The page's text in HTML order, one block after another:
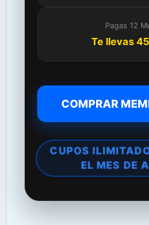
Pagas 12
Te llevas
COMPRAR
CUPOS
EL MES DE